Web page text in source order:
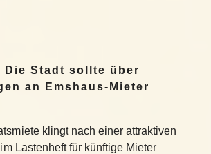
Die Stadt sollte über
an Emshaus-Mieter
klingt nach einer attraktiven
Lastenheft für künftige Mieter